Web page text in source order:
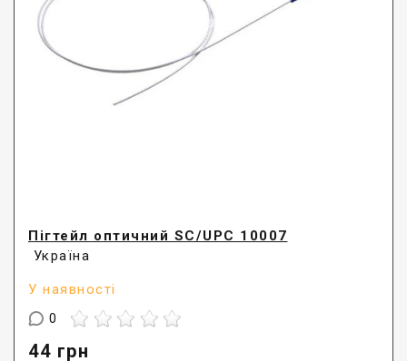
Пігтейл оптичний SC/UPC 10007
Україна
У наявності
0
44 грн